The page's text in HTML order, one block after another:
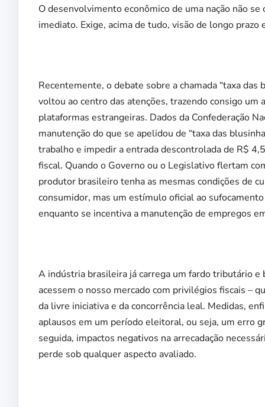
O desenvolvimento econômico de uma nação não
imediato. Exige, acima de tudo, visão de longo prazo
Recentemente, o debate sobre a chamada “taxa
voltou ao centro das atenções, trazendo consigo
plataformas estrangeiras. Dados da Confederação
manutenção do que se apelidou de “taxa das
trabalho e impedir a entrada descontrolada de R$
fiscal. Quando o Governo ou o Legislativo flertam
produtor brasileiro tenha as mesmas condições de
consumidor, mas um estímulo oficial ao
enquanto se incentiva a manutenção de empregos
A indústria brasileira já carrega um fardo tributário
acessem o nosso mercado com privilégios fiscais –
da livre iniciativa e da concorrência leal. Medidas,
aplausos em um período eleitoral, ou seja, um erro
seguida, impactos negativos na arrecadação
perde sob qualquer aspecto avaliado.